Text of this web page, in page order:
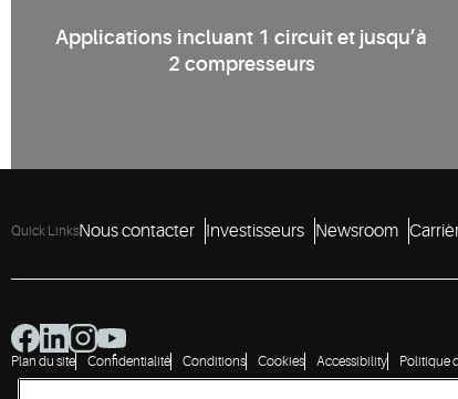
Applications incluant 1 circuit et jusqu’à
2 compresseurs
Quick LinksNous contacter Investisseurs Newsroom
Plan du site Confidentialité Conditions Cookies Accessibility Politique